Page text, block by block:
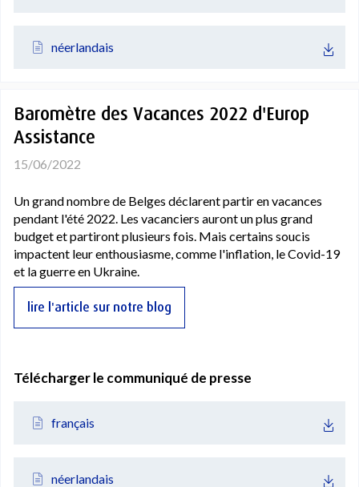
néerlandais
Baromètre des Vacances 2022 d'Europ
Assistance
15/06/2022
Un grand nombre de Belges déclarent partir en vacances
pendant l'été 2022. Les vacanciers auront un plus grand
budget et partiront plusieurs fois. Mais certains soucis
impactent leur enthousiasme, comme l'inflation, le Covid-19
et la guerre en Ukraine.
lire l'article sur notre blog
Télécharger le communiqué de presse
français
néerlandais